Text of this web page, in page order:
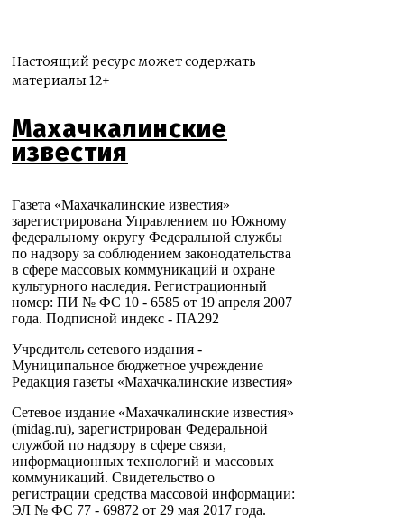
Настоящий ресурс может содержать
материалы 12+
Махачкалинские
известия
Газета «Махачкалинские известия»
зарегистрирована Управлением по Южному
федеральному округу Федеральной службы
по надзору за соблюдением законодательства
в сфере массовых коммуникаций и охране
культурного наследия. Регистрационный
номер: ПИ № ФС 10 - 6585 от 19 апреля 2007
года. Подписной индекс - ПА292
Учредитель сетевого издания -
Муниципальное бюджетное учреждение
Редакция газеты «Махачкалинские известия»
Сетевое издание «Махачкалинские известия»
(midag.ru), зарегистрирован Федеральной
службой по надзору в сфере связи,
информационных технологий и массовых
коммуникаций. Свидетельство о
регистрации средства массовой информации:
ЭЛ № ФС 77 - 69872 от 29 мая 2017 года.